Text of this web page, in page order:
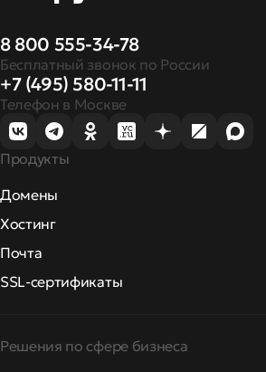
8 800 555-34-78
Бесплатный звонок по России
+7 (495) 580-11-11
Телефон в Москве
Продукты
Домены
Хостинг
Почта
SSL-сертификаты
Решения по сфере бизнеса